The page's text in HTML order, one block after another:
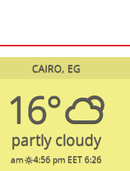
CAIRO, EG
16°
partly cloudy
6:26 am
4:56 pm EET